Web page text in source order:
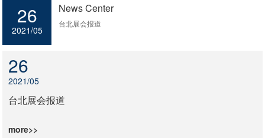
26
2021/05
News Center
台北展会报道
26
2021/05
台北展会报道
more>>